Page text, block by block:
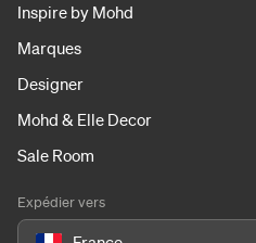
Inspire by Mohd
Marques
Designer
Mohd & Elle Decor
Sale Room
Expédier vers